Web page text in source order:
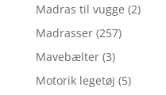
Madras til vugge (2)
Madrasser (257)
Mavebælter (3)
Motorik legetøj (5)